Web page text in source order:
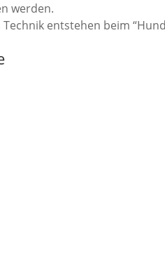
werden.
entstehen beim